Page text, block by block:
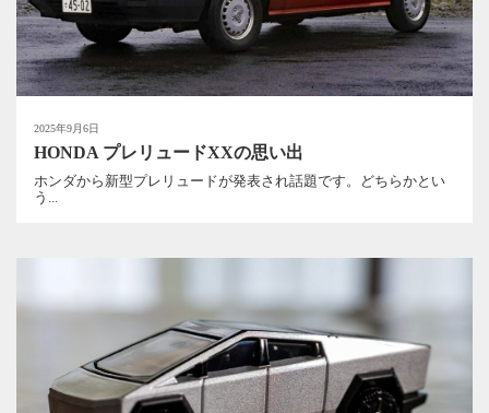
2025年9月6日
HONDA プレリュードXXの思い出
ホンダから新型プレリュードが発表され話題です。どちらかとい
う...